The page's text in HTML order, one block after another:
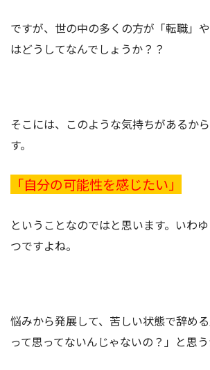
ですが、世の中の多くの方が「転職」
はどうしてなんでしょうか？？
そこには、このような気持ちがあるか
す。
「自分の可能性を感じたい」
ということなのではと思います。いわ
つですよね。
悩みから発展して、苦しい状態で辞め
って思ってないんじゃないの？」と思